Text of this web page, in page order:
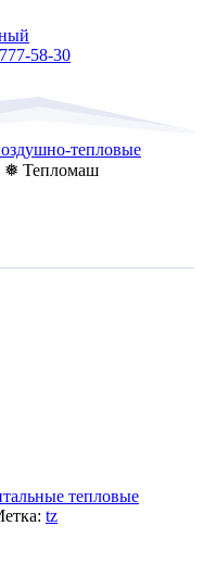
58-30
тепловые
❅ Тепломаш
тепловые
tz